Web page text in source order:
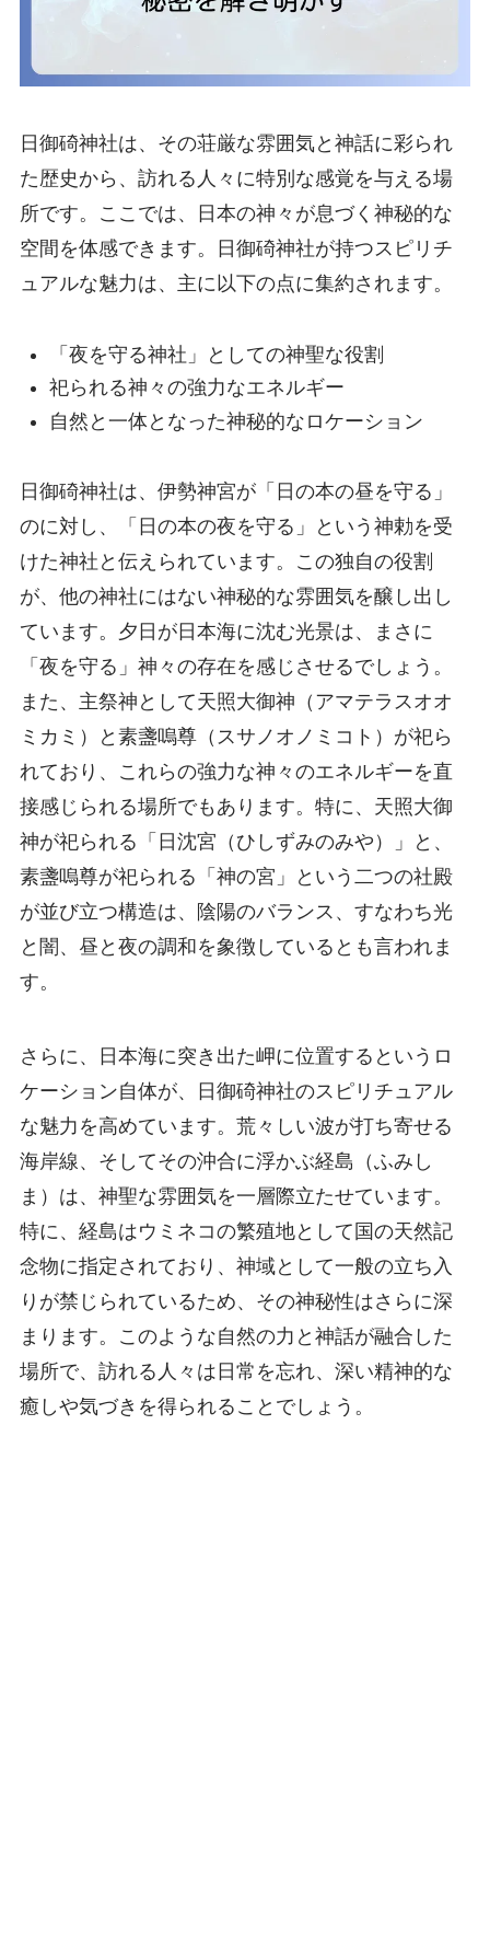
日御碕神社は、その荘厳な雰囲気と神話に彩られ
た歴史から、訪れる人々に特別な感覚を与える場
所です。ここでは、日本の神々が息づく神秘的な
空間を体感できます。日御碕神社が持つスピリチ
ュアルな魅力は、主に以下の点に集約されます。
「夜を守る神社」としての神聖な役割
祀られる神々の強力なエネルギー
自然と一体となった神秘的なロケーション
日御碕神社は、伊勢神宮が「日の本の昼を守る」
のに対し、「日の本の夜を守る」という神勅を受
けた神社と伝えられています。この独自の役割
が、他の神社にはない神秘的な雰囲気を醸し出し
ています。夕日が日本海に沈む光景は、まさに
「夜を守る」神々の存在を感じさせるでしょう。
また、主祭神として天照大御神（アマテラスオオ
ミカミ）と素盞嗚尊（スサノオノミコト）が祀ら
れており、これらの強力な神々のエネルギーを直
接感じられる場所でもあります。特に、天照大御
神が祀られる「日沈宮（ひしずみのみや）」と、
素盞嗚尊が祀られる「神の宮」という二つの社殿
が並び立つ構造は、陰陽のバランス、すなわち光
と闇、昼と夜の調和を象徴しているとも言われま
す。
さらに、日本海に突き出た岬に位置するというロ
ケーション自体が、日御碕神社のスピリチュアル
な魅力を高めています。荒々しい波が打ち寄せる
海岸線、そしてその沖合に浮かぶ経島（ふみし
ま）は、神聖な雰囲気を一層際立たせています。
特に、経島はウミネコの繁殖地として国の天然記
念物に指定されており、神域として一般の立ち入
りが禁じられているため、その神秘性はさらに深
まります。このような自然の力と神話が融合した
場所で、訪れる人々は日常を忘れ、深い精神的な
癒しや気づきを得られることでしょう。